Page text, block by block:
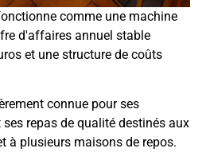
comme une machine
d'affaires annuel stable
et une structure de coûts
connue pour ses
repas de qualité destinés aux
à plusieurs maisons de repos.